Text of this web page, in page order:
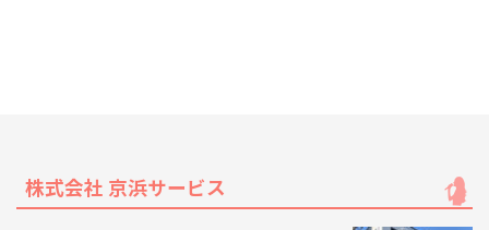
株式会社 京浜サービス